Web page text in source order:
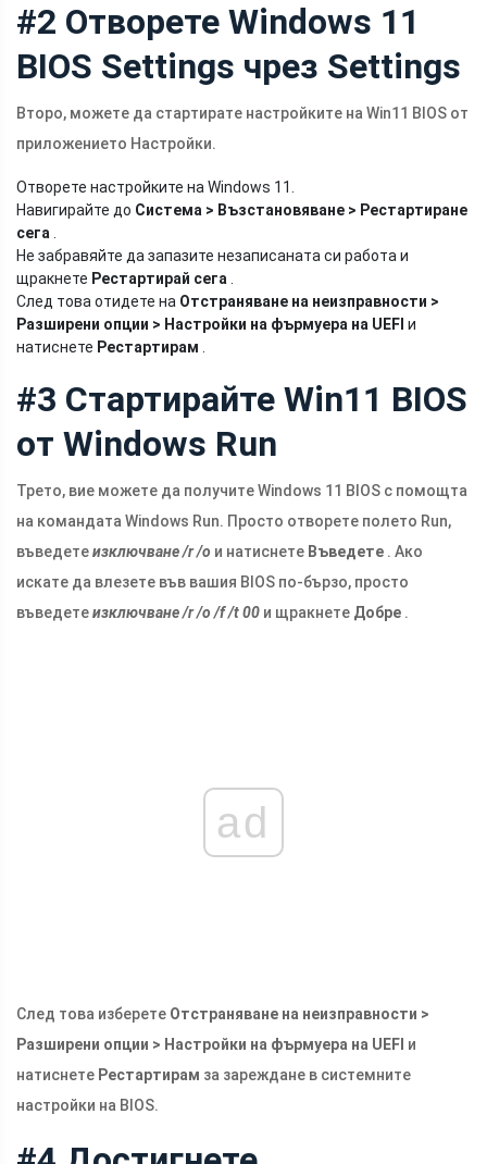
#2 Отворете Windows 11
BIOS Settings чрез Settings
Второ, можете да стартирате настройките на Win11 BIOS от
приложението Настройки.
Отворете настройките на Windows 11.
Навигирайте до Система > Възстановяване > Рестартиране
сега.
Не забравяйте да запазите незаписаната си работа и
щракнете Рестартирай сега.
След това отидете на Отстраняване на неизправности >
Разширени опции > Настройки на фърмуера на UEFI и
натиснете Рестартирам .
#3 Стартирайте Win11 BIOS
от Windows Run
Трето, вие можете да получите Windows 11 BIOS с помощта
на командата Windows Run. Просто отворете полето Run,
въведетеизключване /r /o и натиснете Въведете . Ако
искате да влезете във вашия BIOS по-бързо, просто
въведетеизключване /r /o/f /t 00 и щракнете Добре .
ad
След това изберете Отстраняване на неизправности >
Разширени опции > Настройки на фърмуера на UEFI и
натиснете Рестартирам за зареждане в системните
настройки на BIOS.